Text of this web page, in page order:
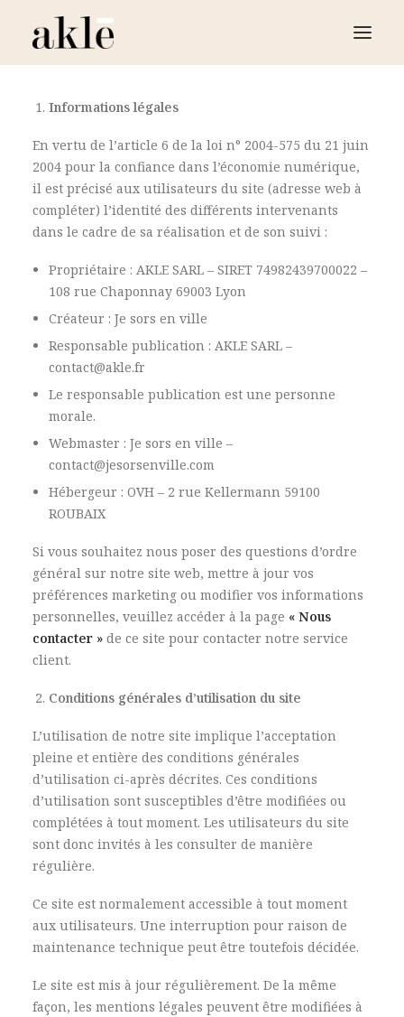
LE RESTAURANT
LA BOUTIQUE
LE FOOD TRUCK
TRAITEUR ÉVÈNEMENTIEL
CONTACT
Informations légales
En vertu de l’article 6 de la loi n° 2004-575 du 21 juin
2004 pour la confiance dans l’économie numérique,
il est précisé aux utilisateurs du site (adresse web à
compléter) l’identité des différents intervenants
dans le cadre de sa réalisation et de son suivi :
Propriétaire : AKLE SARL – SIRET 74982439700022 –
108 rue Chaponnay 69003 Lyon
Créateur : Je sors en ville
Responsable publication : AKLE SARL –
contact@akle.fr
Le responsable publication est une personne
morale.
Webmaster : Je sors en ville –
contact@jesorsenville.com
Hébergeur : OVH – 2 rue Kellermann 59100
ROUBAIX
Si vous souhaitez nous poser des questions d’ordre
général sur notre site web, mettre à jour vos
préférences marketing ou modifier vos informations
personnelles, veuillez accéder à la page « Nous
contacter » de ce site pour contacter notre service
client.
Conditions générales d’utilisation du site
L’utilisation de notre site implique l’acceptation
pleine et entière des conditions générales
d’utilisation ci-après décrites. Ces conditions
d’utilisation sont susceptibles d’être modifiées ou
complétées à tout moment. Les utilisateurs du site
sont donc invités à les consulter de manière
régulière.
Ce site est normalement accessible à tout moment
aux utilisateurs. Une interruption pour raison de
maintenance technique peut être toutefois décidée.
Le site est mis à jour régulièrement. De la même
façon, les mentions légales peuvent être modifiées à